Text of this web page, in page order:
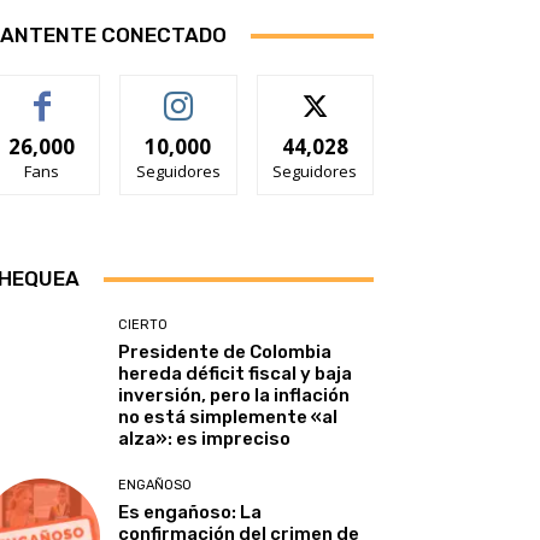
CONECTADO
26,000
Fans
10,000
Seguidores
44,028
Seguidores
CIERTO
Presidente de Colombia
hereda déficit fiscal y baja
inversión, pero la inflación
no está simplemente «al
alza»: es impreciso
ENGAÑOSO
Es engañoso: La
confirmación del crimen de